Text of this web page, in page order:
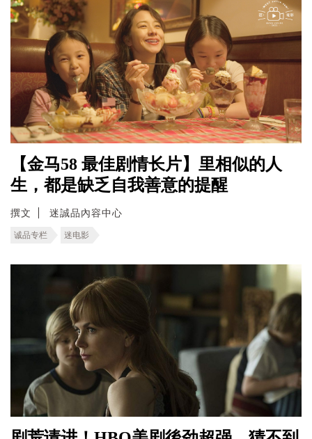
【金马58 最佳剧情长片】里相似的人
生，都是缺乏自我善意的提醒
撰文 迷誠品內容中心
诚品专栏 迷电影